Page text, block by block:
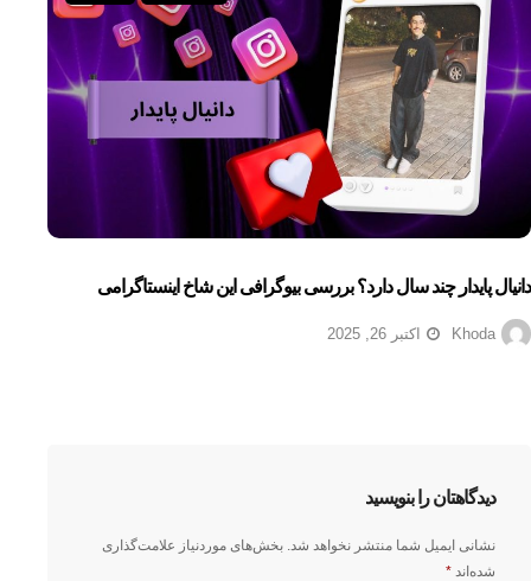
دانیال پایدار چند سال دارد؟ بررسی بیوگرافی این شاخ اینستاگرامی
Khoda اکتبر 26, 2025
دیدگاهتان را بنویسید
نشانی ایمیل شما منتشر نخواهد شد. بخش‌های موردنیاز علامت‌گذاری
شده‌اند *